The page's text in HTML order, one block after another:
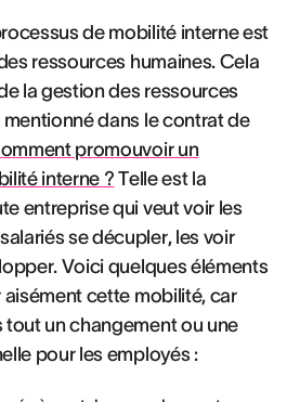
de mobilité interne est
ressources humaines. Cela
la gestion des ressources
dans le contrat de
promouvoir un
interne ? Telle est la
entreprise qui veut voir les
se décupler, les voir
Voici quelques éléments
cette mobilité, car
un changement ou une
pour les employés :